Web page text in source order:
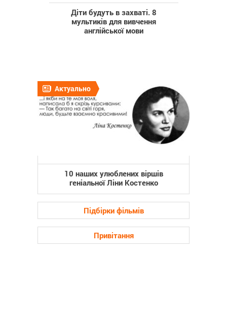
Діти будуть в захваті. 8
мультиків для вивчення
англійської мови
Актуально
10 наших улюблених віршів
геніальної Ліни Костенко
Підбірки фільмів
Привітання